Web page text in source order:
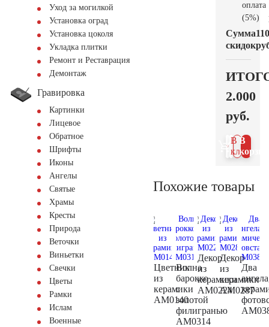
Уход за могилкой
Установка оград
Установка цоколя
Укладка плитки
Ремонт и Реставрация
Демонтаж
Гравировка
Картинки
Лицевое
Обратное
Шрифты
Иконы
Ангелы
Святые
Храмы
Кресты
Природа
Веточки
Виньетки
Свечки
Цветы
Рамки
Ислам
Военные
оплата
(5%)
Сумма
скидок
110
2.000
руб.
В
В 1
клик
Похожие товары
Цветник
из
керамики
AM0140
Волна
барокко
с
золотой
филигранью
AM0314
Декор
из
керамики
AM0224
Декор
из
керамики
AM0287
Два